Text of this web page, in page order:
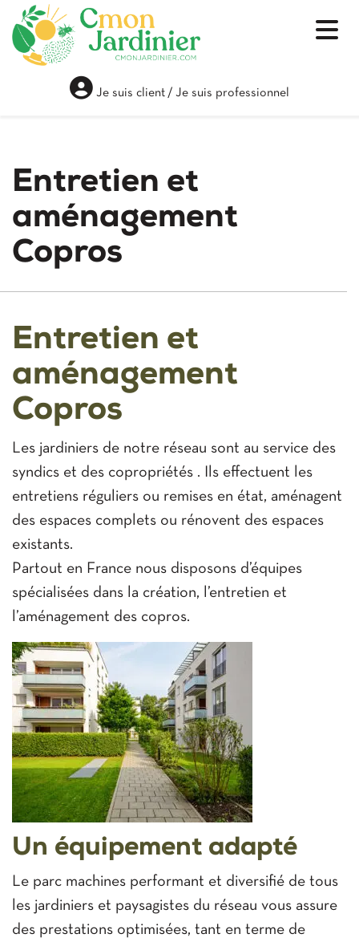
Je suis client / Je suis professionnel
Entretien et
aménagement
Copros
Entretien et
aménagement
Copros
Les jardiniers de notre réseau sont au service des
syndics et des copropriétés . Ils effectuent les
entretiens réguliers ou remises en état, aménagent
des espaces complets ou rénovent des espaces
existants.
Partout en France nous disposons d’équipes
spécialisées dans la création, l’entretien et
l’aménagement des copros.
Un équipement adapté
Le parc machines performant et diversifié de tous
les jardiniers et paysagistes du réseau vous assure
des prestations optimisées, tant en terme de